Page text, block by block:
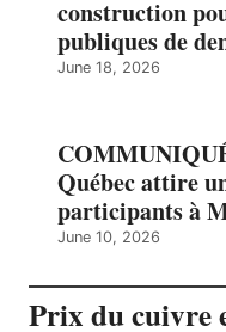
construction
publiques de
June 18, 2026
Québec attire
participants à
June 10, 2026
Prix du cuivre